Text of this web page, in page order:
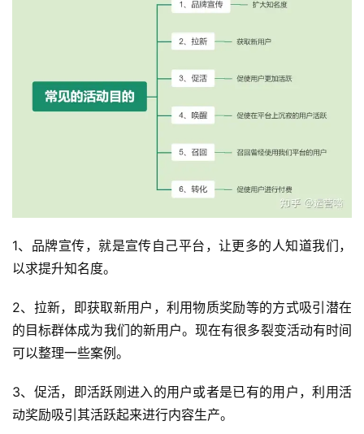
1、品牌宣传，就是宣传自己平台，让更多的人知道我们，
以求提升知名度。
2、拉新，即获取新用户，利用物质奖励等的方式吸引潜在
的目标群体成为我们的新用户。现在有很多裂变活动有时间
可以整理一些案例。
3、促活，即活跃刚进入的用户或者是已有的用户，利用活
动奖励吸引其活跃起来进行内容生产。